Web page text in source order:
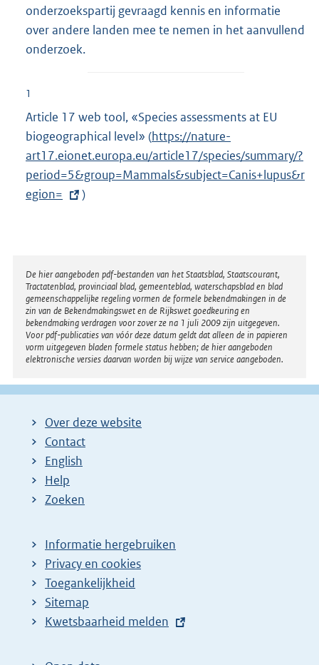
onderzoekspartij gevraagd kennis en informatie
over andere landen mee te nemen in het aanvullend
onderzoek.
1
Article 17 web tool, «Species assessments at EU
biogeographical level» (E
x
t
l
i
n
k
:
https://nature-
art17.eionet.europa.eu/article17/species/summary/?
period=5&group=Mammals&subject=Canis+lupus&r
egion=
)
Disclaimer
De hier aangeboden pdf-bestanden van het Staatsblad, Staatscourant,
Tractatenblad, provinciaal blad, gemeenteblad, waterschapsblad en blad
gemeenschappelijke regeling vormen de formele bekendmakingen in de
zin van de Bekendmakingswet en de Rijkswet goedkeuring en
bekendmaking verdragen voor zover ze na 1 juli 2009 zijn uitgegeven.
Voor pdf-publicaties van vóór deze datum geldt dat alleen de in papieren
vorm uitgegeven bladen formele status hebben; de hier aangeboden
elektronische versies daarvan worden bij wijze van service aangeboden.
Over deze website
Contact
English
Help
Zoeken
Informatie hergebruiken
Privacy en cookies
Toegankelijkheid
Sitemap
E
t
Kwetsbaarheid melden